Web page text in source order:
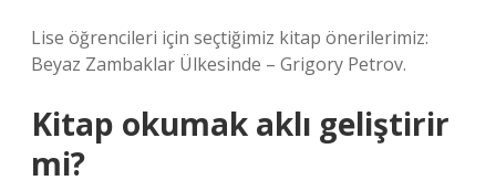
Lise öğrencileri için seçtiğimiz kitap önerilerimiz:
Beyaz Zambaklar Ülkesinde – Grigory Petrov.
Kitap okumak aklı geliştirir
mi?